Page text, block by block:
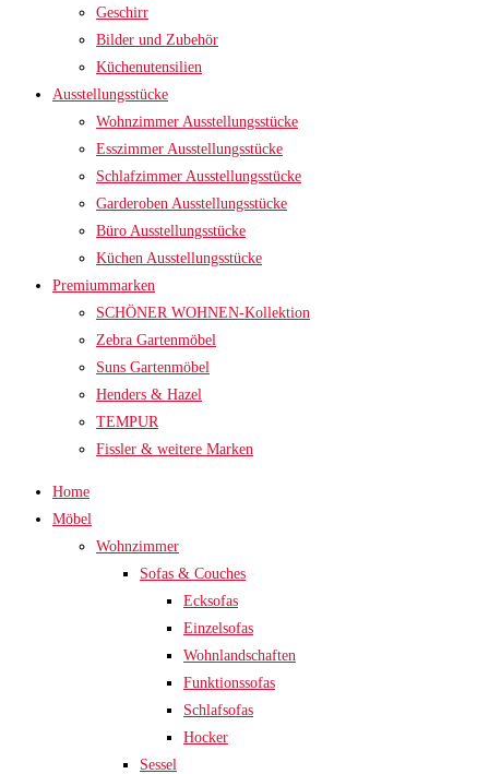
Geschirr
Bilder und Zubehör
Küchenutensilien
Ausstellungsstücke
Wohnzimmer Ausstellungsstücke
Esszimmer Ausstellungsstücke
Schlafzimmer Ausstellungsstücke
Garderoben Ausstellungsstücke
Büro Ausstellungsstücke
Küchen Ausstellungsstücke
Premiummarken
SCHÖNER WOHNEN-Kollektion
Zebra Gartenmöbel
Suns Gartenmöbel
Henders & Hazel
TEMPUR
Fissler & weitere Marken
Home
Möbel
Wohnzimmer
Sofas & Couches
Ecksofas
Einzelsofas
Wohnlandschaften
Funktionssofas
Schlafsofas
Hocker
Sessel